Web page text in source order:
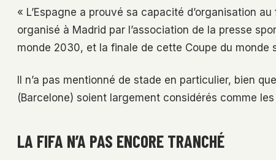
« L’Espagne a prouvé sa capacité d’organisation
organisé à Madrid par l’association de la presse
monde 2030, et la finale de cette Coupe du monde
Il n’a pas mentionné de stade en particulier, bien
(Barcelone) soient largement considérés comme
LA FIFA N’A PAS ENCORE TRANCHÉ